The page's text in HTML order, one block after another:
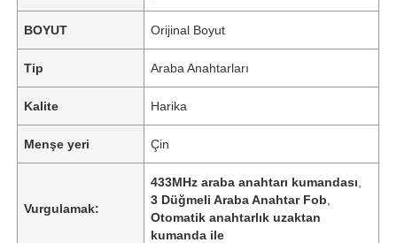
BOYUT Orijinal Boyut
Tip Araba Anahtarları
Kalite Harika
Menşe yeri Çin
Vurgulamak:
433MHz araba anahtarı kumandası
3 Düğmeli Araba Anahtar Fob
Otomatik anahtarlık uzaktan
kumanda ile